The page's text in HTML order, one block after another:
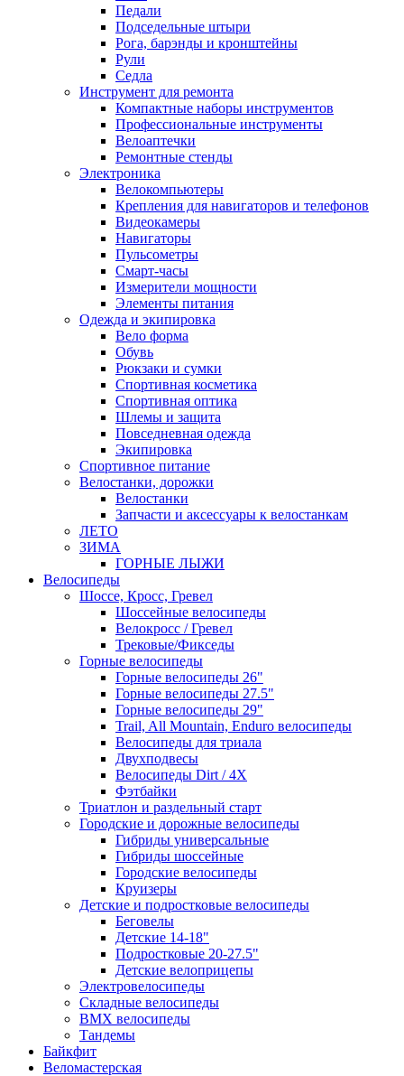
Педали
Подседельные штыри
Рога, барэнды и кронштейны
Рули
Седла
Инструмент для ремонта
Компактные наборы инструментов
Профессиональные инструменты
Велоаптечки
Ремонтные стенды
Электроника
Велокомпьютеры
Крепления для навигаторов и телефонов
Видеокамеры
Навигаторы
Пульсометры
Смарт-часы
Измерители мощности
Элементы питания
Одежда и экипировка
Вело форма
Обувь
Рюкзаки и сумки
Спортивная косметика
Спортивная оптика
Шлемы и защита
Повседневная одежда
Экипировка
Спортивное питание
Велостанки, дорожки
Велостанки
Запчасти и аксессуары к велостанкам
ЛЕТО
ЗИМА
ГОРНЫЕ ЛЫЖИ
Велосипеды
Шоссе, Кросс, Гревел
Шоссейные велосипеды
Велокросс / Гревел
Трековые/Фикседы
Горные велосипеды
Горные велосипеды 26"
Горные велосипеды 27.5"
Горные велосипеды 29"
Trail, All Mountain, Enduro велосипеды
Велосипеды для триала
Двухподвесы
Велосипеды Dirt / 4X
Фэтбайки
Триатлон и раздельный старт
Городские и дорожные велосипеды
Гибриды универсальные
Гибриды шоссейные
Городские велосипеды
Круизеры
Детские и подростковые велосипеды
Беговелы
Детские 14-18"
Подростковые 20-27.5"
Детские велоприцепы
Электровелосипеды
Складные велосипеды
BMX велосипеды
Тандемы
Байкфит
Веломастерская